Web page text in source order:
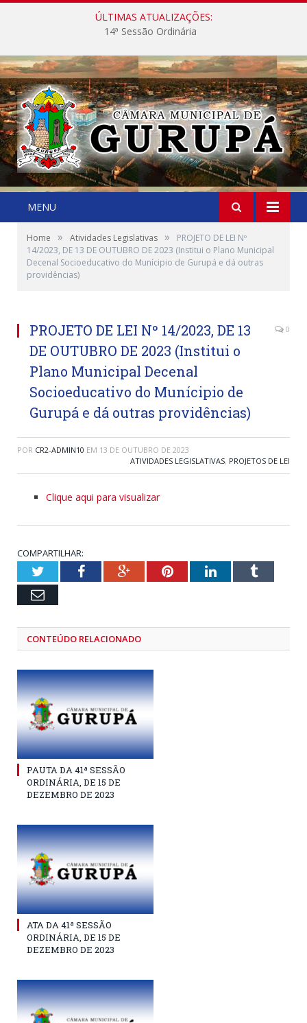
ÚLTIMAS ATUALIZAÇÕES:
14ª Sessão Ordinária
MENU
Home » Atividades Legislativas »
PROJETO DE LEI Nº
14/2023, DE 13 DE OUTUBRO DE 2023 (Institui o Plano Municipal
Decenal Socioeducativo do Munícipio de Gurupá e dá outras
providências)
PROJETO DE LEI Nº 14/2023, DE 13
DE OUTUBRO DE 2023 (Institui o
Plano Municipal Decenal
Socioeducativo do Munícipio de
Gurupá e dá outras providências)
0
POR CR2-ADMIN10 EM 13 DE OUTUBRO DE 2023
ATIVIDADES LEGISLATIVAS, PROJETOS DE LEI
Clique aqui para visualizar
COMPARTILHAR:
TwitterFacebookGoogle+PinterestLinkedInTumblr
Email
CONTEÚDO RELACIONADO
PAUTA DA 41ª SESSÃO
ORDINÁRIA, DE 15 DE
DEZEMBRO DE 2023
ATA DA 41ª SESSÃO
ORDINÁRIA, DE 15 DE
DEZEMBRO DE 2023